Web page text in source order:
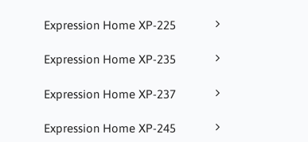
Expression Home XP-225
Expression Home XP-235
Expression Home XP-237
Expression Home XP-245